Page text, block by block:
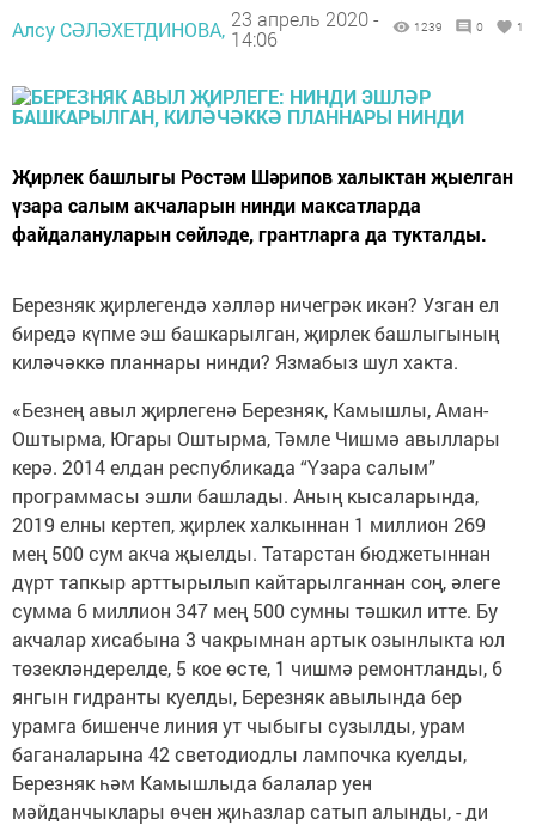
Алсу СӘЛӘХЕТДИНОВА, 23 апрель 2020 -
14:06
1239 0 1
Җирлек башлыгы Рөстәм Шәрипов халыктан җыелган
үзара салым акчаларын нинди максатларда
файдалануларын сөйләде, грантларга да тукталды.
Березняк җирлегендә хәлләр ничегрәк икән? Узган ел
биредә күпме эш башкарылган, җирлек башлыгының
киләчәккә планнары нинди? Язмабыз шул хакта.
«Безнең авыл җирлегенә Березняк, Камышлы, Аман-
Оштырма, Югары Оштырма, Тәмле Чишмә авыллары
керә. 2014 елдан республикада “Үзара салым”
программасы эшли башлады. Аның кысаларында,
2019 елны кертеп, җирлек халкыннан 1 миллион 269
мең 500 сум акча җыелды. Татарстан бюджетыннан
дүрт тапкыр арттырылып кайтарылганнан соң, әлеге
сумма 6 миллион 347 мең 500 сумны тәшкил итте. Бу
акчалар хисабына 3 чакрымнан артык озынлыкта юл
төзекләндерелде, 5 кое өсте, 1 чишмә ремонтланды, 6
янгын гидранты куелды, Березняк авылында бер
урамга бишенче линия ут чыбыгы сузылды, урам
баганаларына 42 светодиодлы лампочка куелды,
Березняк һәм Камышлыда балалар уен
мәйданчыклары өчен җиһазлар сатып алынды, - ди